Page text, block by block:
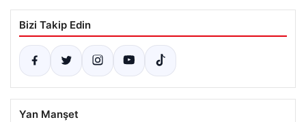
Bizi Takip Edin
Yan Manşet